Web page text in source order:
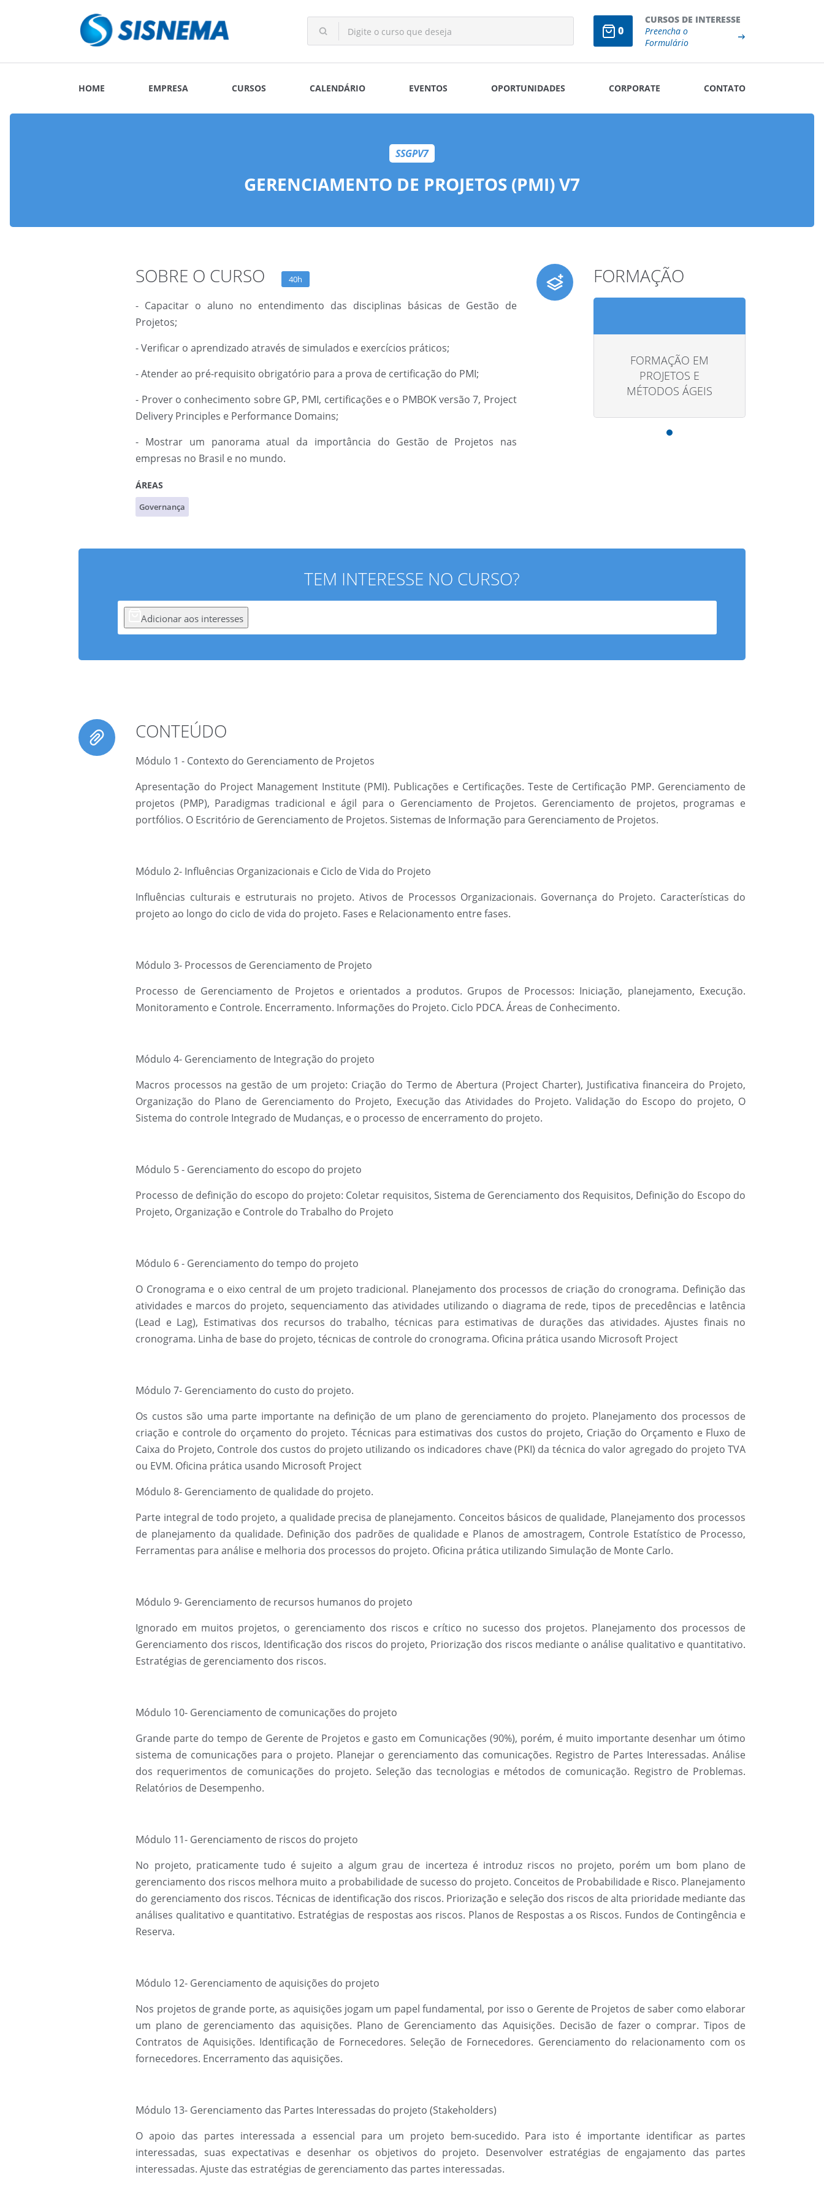
0
CURSOS DE INTERESSE
Preencha o
Formulário
HOME EMPRESA CURSOS CALENDÁRIO EVENTOS OPORTUNIDADES CORPORATE CONTATO
SSGPV7
GERENCIAMENTO DE PROJETOS (PMI) V7
SOBRE O CURSO 40h
- Capacitar o aluno no entendimento das disciplinas básicas de Gestão de
Projetos;
- Verificar o aprendizado através de simulados e exercícios práticos;
- Atender ao pré-requisito obrigatório para a prova de certificação do PMI;
- Prover o conhecimento sobre GP, PMI, certificações e o PMBOK versão 7, Project
Delivery Principles e Performance Domains;
- Mostrar um panorama atual da importância do Gestão de Projetos nas
empresas no Brasil e no mundo.
ÁREAS
Governança
FORMAÇÃO
FORMAÇÃO EM
PROJETOS E
MÉTODOS ÁGEIS
TEM INTERESSE NO CURSO?
Adicionar aos interesses
CONTEÚDO
Módulo 1 - Contexto do Gerenciamento de Projetos
Apresentação do Project Management Institute (PMI). Publicações e Certificações. Teste de Certificação PMP. Gerenciamento de
projetos (PMP), Paradigmas tradicional e ágil para o Gerenciamento de Projetos. Gerenciamento de projetos, programas e
portfólios. O Escritório de Gerenciamento de Projetos. Sistemas de Informação para Gerenciamento de Projetos.
Módulo 2- Influências Organizacionais e Ciclo de Vida do Projeto
Influências culturais e estruturais no projeto. Ativos de Processos Organizacionais. Governança do Projeto. Características do
projeto ao longo do ciclo de vida do projeto. Fases e Relacionamento entre fases.
Módulo 3- Processos de Gerenciamento de Projeto
Processo de Gerenciamento de Projetos e orientados a produtos. Grupos de Processos: Iniciação, planejamento, Execução.
Monitoramento e Controle. Encerramento. Informações do Projeto. Ciclo PDCA. Áreas de Conhecimento.
Módulo 4- Gerenciamento de Integração do projeto
Macros processos na gestão de um projeto: Criação do Termo de Abertura (Project Charter), Justificativa financeira do Projeto,
Organização do Plano de Gerenciamento do Projeto, Execução das Atividades do Projeto. Validação do Escopo do projeto, O
Sistema do controle Integrado de Mudanças, e o processo de encerramento do projeto.
Módulo 5 - Gerenciamento do escopo do projeto
Processo de definição do escopo do projeto: Coletar requisitos, Sistema de Gerenciamento dos Requisitos, Definição do Escopo do
Projeto, Organização e Controle do Trabalho do Projeto
Módulo 6 - Gerenciamento do tempo do projeto
O Cronograma e o eixo central de um projeto tradicional. Planejamento dos processos de criação do cronograma. Definição das
atividades e marcos do projeto, sequenciamento das atividades utilizando o diagrama de rede, tipos de precedências e latência
(Lead e Lag), Estimativas dos recursos do trabalho, técnicas para estimativas de durações das atividades. Ajustes finais no
cronograma. Linha de base do projeto, técnicas de controle do cronograma. Oficina prática usando Microsoft Project
Módulo 7- Gerenciamento do custo do projeto.
Os custos são uma parte importante na definição de um plano de gerenciamento do projeto. Planejamento dos processos de
criação e controle do orçamento do projeto. Técnicas para estimativas dos custos do projeto, Criação do Orçamento e Fluxo de
Caixa do Projeto, Controle dos custos do projeto utilizando os indicadores chave (PKI) da técnica do valor agregado do projeto TVA
ou EVM. Oficina prática usando Microsoft Project
Módulo 8- Gerenciamento de qualidade do projeto.
Parte integral de todo projeto, a qualidade precisa de planejamento. Conceitos básicos de qualidade, Planejamento dos processos
de planejamento da qualidade. Definição dos padrões de qualidade e Planos de amostragem, Controle Estatístico de Processo,
Ferramentas para análise e melhoria dos processos do projeto. Oficina prática utilizando Simulação de Monte Carlo.
Módulo 9- Gerenciamento de recursos humanos do projeto
Ignorado em muitos projetos, o gerenciamento dos riscos e crítico no sucesso dos projetos. Planejamento dos processos de
Gerenciamento dos riscos, Identificação dos riscos do projeto, Priorização dos riscos mediante o análise qualitativo e quantitativo.
Estratégias de gerenciamento dos riscos.
Módulo 10- Gerenciamento de comunicações do projeto
Grande parte do tempo de Gerente de Projetos e gasto em Comunicações (90%), porém, é muito importante desenhar um ótimo
sistema de comunicações para o projeto. Planejar o gerenciamento das comunicações. Registro de Partes Interessadas. Análise
dos requerimentos de comunicações do projeto. Seleção das tecnologias e métodos de comunicação. Registro de Problemas.
Relatórios de Desempenho.
Módulo 11- Gerenciamento de riscos do projeto
No projeto, praticamente tudo é sujeito a algum grau de incerteza é introduz riscos no projeto, porém um bom plano de
gerenciamento dos riscos melhora muito a probabilidade de sucesso do projeto. Conceitos de Probabilidade e Risco. Planejamento
do gerenciamento dos riscos. Técnicas de identificação dos riscos. Priorização e seleção dos riscos de alta prioridade mediante das
análises qualitativo e quantitativo. Estratégias de respostas aos riscos. Planos de Respostas a os Riscos. Fundos de Contingência e
Reserva.
Módulo 12- Gerenciamento de aquisições do projeto
Nos projetos de grande porte, as aquisições jogam um papel fundamental, por isso o Gerente de Projetos de saber como elaborar
um plano de gerenciamento das aquisições. Plano de Gerenciamento das Aquisições. Decisão de fazer o comprar. Tipos de
Contratos de Aquisições. Identificação de Fornecedores. Seleção de Fornecedores. Gerenciamento do relacionamento com os
fornecedores. Encerramento das aquisições.
Módulo 13- Gerenciamento das Partes Interessadas do projeto (Stakeholders)
O apoio das partes interessada a essencial para um projeto bem-sucedido. Para isto é importante identificar as partes
interessadas, suas expectativas e desenhar os objetivos do projeto. Desenvolver estratégias de engajamento das partes
interessadas. Ajuste das estratégias de gerenciamento das partes interessadas.